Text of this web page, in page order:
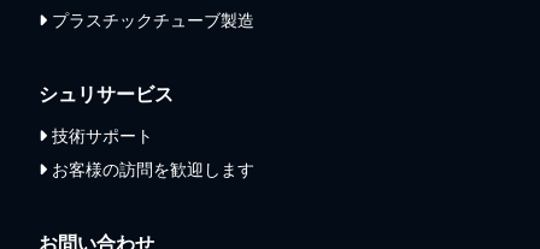
プラスチックチューブ製造
シュリサービス
技術サポート
お客様の訪問を歓迎します
お問い合わせ